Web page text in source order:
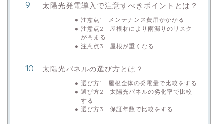
太陽光発電導入で注意すべきポイントとは？
注意点1 メンテナンス費用がかかる
注意点2 屋根材により雨漏りのリスク
が高まる
注意点3 屋根が重くなる
太陽光パネルの選び方とは？
選び方1 屋根全体の発電量で比較をする
選び方2 太陽光パネルの劣化率で比較
する
選び方3 保証年数で比較をする